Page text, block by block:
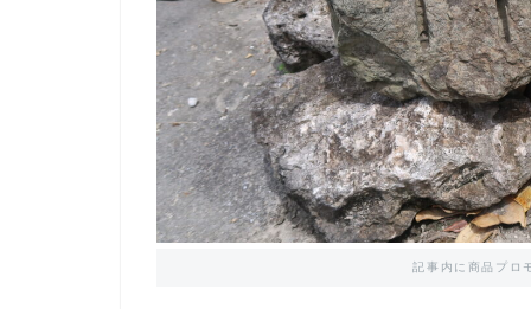
記事内に商品プロ